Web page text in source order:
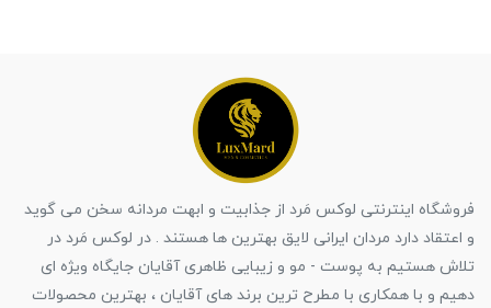
فروشگاه اینترنتی لوکس مَرد از جذابیت و ابهت مردانه سخن می گوید
و اعتقاد دارد مردان ایرانی لایق بهترین ها هستند . در لوکس مَرد در
تلاش هستیم به پوست - مو و زیبایی ظاهری آقایان جایگاه ویژه ای
دهیم و با همکاری با مطرح ترین برند های آقایان ، بهترین محصولات